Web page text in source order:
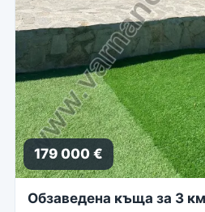
179 000 €
Обзаведена къща за 3